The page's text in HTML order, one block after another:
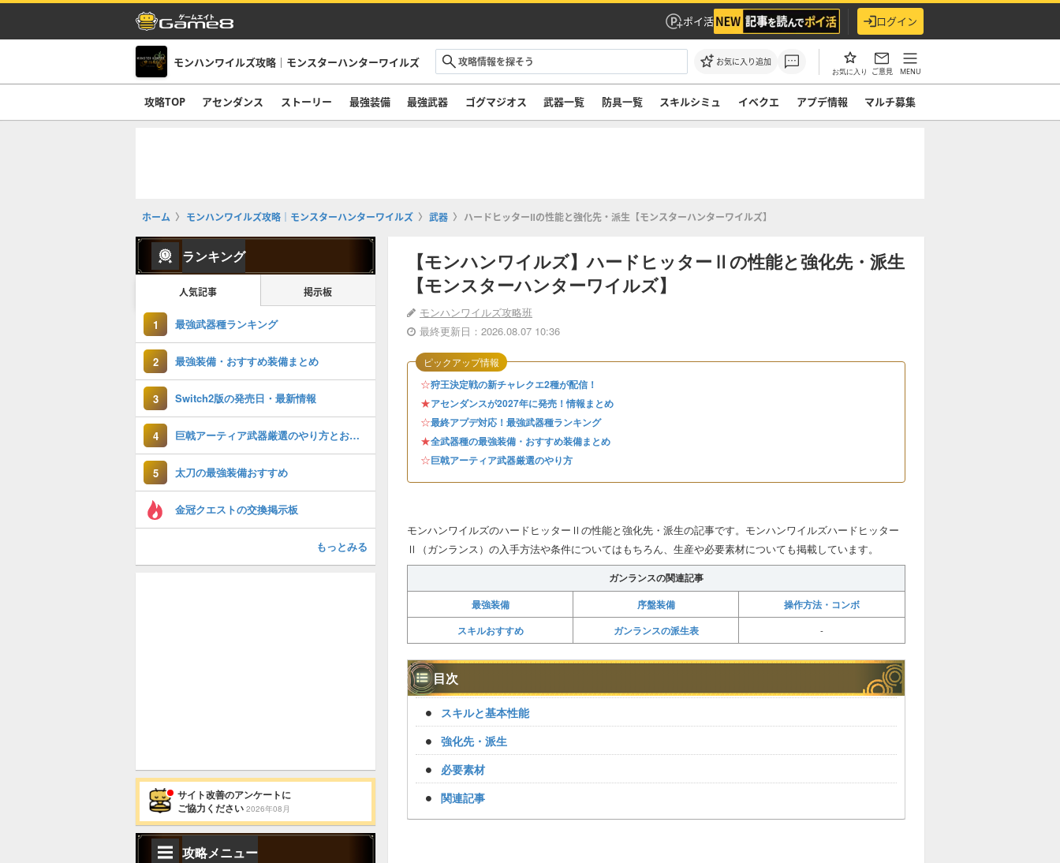
ポイ活 ログイン
モンハンワイルズ攻略｜モンスターハンターワイルズ お気に入り追加
お気に入り ご意見 MENU
攻略TOP アセンダンス ストーリー 最強装備 最強武器 ゴグマジオス 武器一覧 防具一覧 スキルシミュ イベクエ アプデ情報 マルチ募集
ホーム モンハンワイルズ攻略｜モンスターハンターワイルズ 武器 ハードヒッターⅡの性能と強化先・派生【モンスターハンターワイルズ】
【モンハンワイルズ】ハードヒッターⅡの性能と強化先・派生
【モンスターハンターワイルズ】
モンハンワイルズ攻略班
最終更新日：2026.08.07 10:36
☆狩王決定戦の新チャレクエ2種が配信！
★アセンダンスが2027年に発売！情報まとめ
☆最終アプデ対応！最強武器種ランキング
★全武器種の最強装備・おすすめ装備まとめ
☆巨戟アーティア武器厳選のやり方
ピックアップ情報
モンハンワイルズのハードヒッターⅡの性能と強化先・派生の記事です。モンハンワイルズハードヒッター
Ⅱ（ガンランス）の入手方法や条件についてはもちろん、生産や必要素材についても掲載しています。
ガンランスの関連記事
最強装備 序盤装備
操作方法・コンボ
スキルおすすめ
ガンランスの派生表 -
目次
スキルと基本性能
強化先・派生
必要素材
関連記事
ランキング
人気記事 掲示板
1 最強武器種ランキング
2 最強装備・おすすめ装備まとめ
3 Switch2版の発売日・最新情報
4 巨戟アーティア武器厳選のやり方とおすすめスキル
5 太刀の最強装備おすすめ
金冠クエストの交換掲示板
もっとみる
サイト改善のアンケートに
ご協力ください 2026年08月
攻略メニュー